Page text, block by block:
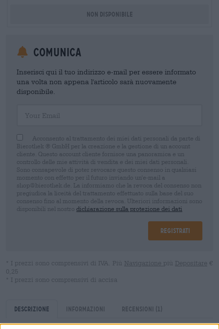
Non disponibile
Comunica
Inserisci qui il tuo indirizzo e-mail per essere informato
una volta non appena l'articolo sarà nuovamente
disponibile.
Acconsento al trattamento dei miei dati personali da parte di
Bierothek ® GmbH per la creazione e la gestione di un account
cliente. Questo account cliente fornisce una panoramica e un
controllo delle mie attività di vendita e dei miei dati personali.
Sono consapevole di poter revocare questo consenso in qualsiasi
momento con effetto per il futuro inviando un'e-mail a
shop@bierothek.de. La informiamo che la revoca del consenso non
pregiudica la liceità del trattamento effettuato sulla base del suo
consenso fino al momento della revoca. Ulteriori informazioni sono
disponibili nel nostro dichiarazione sulla protezione dei dati
Registrati
* I prezzi sono comprensivi di IVA. Più Navigazione più Depositare €
0,25
* I prezzi sono comprensivi di accisa
Descrizione Informazioni Recensioni (1)